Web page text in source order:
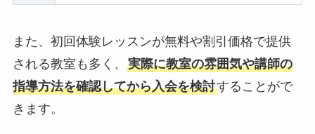
また、初回体験レッスンが無料や割引価格で提供
される教室も多く、 実際に教室の雰囲気や講師の
指導方法を確認してから入会を検討することがで
きます。